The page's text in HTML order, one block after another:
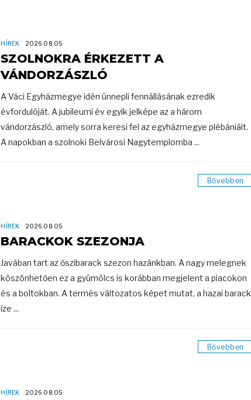
HÍREK 2026.08.05
SZOLNOKRA ÉRKEZETT A
VÁNDORZÁSZLÓ
A Váci Egyházmegye idén ünnepli fennállásának ezredik
évfordulóját. A jubileumi év egyik jelképe az a három
vándorzászló, amely sorra keresi fel az egyházmegye plébániáit.
A napokban a szolnoki Belvárosi Nagytemplomba ...
Bővebben
HÍREK 2026.08.05
BARACKOK SZEZONJA
Javában tart az őszibarack szezon hazánkban. A nagy melegnek
köszönhetően ez a gyümölcs is korábban megjelent a piacokon
és a boltokban. A termés változatos képet mutat, a hazai barack
íze ...
Bővebben
HÍREK 2026.08.05